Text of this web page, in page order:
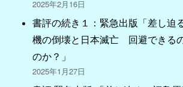
2025年2月16日
書評の続き１：緊急出版「差し迫
機の倒壊と日本滅亡 回避できる
のか？」
2025年1月27日